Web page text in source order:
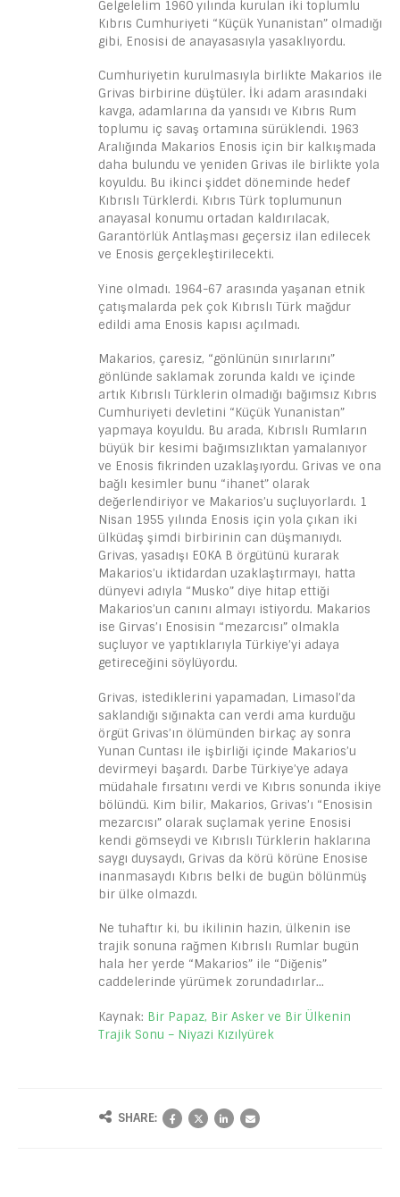
Gelgelelim 1960 yılında kurulan iki toplumlu
Kıbrıs Cumhuriyeti “Küçük Yunanistan” olmadığı
gibi, Enosisi de anayasasıyla yasaklıyordu.
Cumhuriyetin kurulmasıyla birlikte Makarios ile
Grivas birbirine düştüler. İki adam arasındaki
kavga, adamlarına da yansıdı ve Kıbrıs Rum
toplumu iç savaş ortamına sürüklendi. 1963
Aralığında Makarios Enosis için bir kalkışmada
daha bulundu ve yeniden Grivas ile birlikte yola
koyuldu. Bu ikinci şiddet döneminde hedef
Kıbrıslı Türklerdi. Kıbrıs Türk toplumunun
anayasal konumu ortadan kaldırılacak,
Garantörlük Antlaşması geçersiz ilan edilecek
ve Enosis gerçekleştirilecekti.
Yine olmadı. 1964-67 arasında yaşanan etnik
çatışmalarda pek çok Kıbrıslı Türk mağdur
edildi ama Enosis kapısı açılmadı.
Makarios, çaresiz, “gönlünün sınırlarını”
gönlünde saklamak zorunda kaldı ve içinde
artık Kıbrıslı Türklerin olmadığı bağımsız Kıbrıs
Cumhuriyeti devletini “Küçük Yunanistan”
yapmaya koyuldu. Bu arada, Kıbrıslı Rumların
büyük bir kesimi bağımsızlıktan yamalanıyor
ve Enosis fikrinden uzaklaşıyordu. Grivas ve ona
bağlı kesimler bunu “ihanet” olarak
değerlendiriyor ve Makarios’u suçluyorlardı. 1
Nisan 1955 yılında Enosis için yola çıkan iki
ülküdaş şimdi birbirinin can düşmanıydı.
Grivas, yasadışı EOKA B örgütünü kurarak
Makarios’u iktidardan uzaklaştırmayı, hatta
dünyevi adıyla “Musko” diye hitap ettiği
Makarios’un canını almayı istiyordu. Makarios
ise Girvas’ı Enosisin “mezarcısı” olmakla
suçluyor ve yaptıklarıyla Türkiye’yi adaya
getireceğini söylüyordu.
Grivas, istediklerini yapamadan, Limasol’da
saklandığı sığınakta can verdi ama kurduğu
örgüt Grivas’ın ölümünden birkaç ay sonra
Yunan Cuntası ile işbirliği içinde Makarios’u
devirmeyi başardı. Darbe Türkiye’ye adaya
müdahale fırsatını verdi ve Kıbrıs sonunda ikiye
bölündü. Kim bilir, Makarios, Grivas’ı “Enosisin
mezarcısı” olarak suçlamak yerine Enosisi
kendi gömseydi ve Kıbrıslı Türklerin haklarına
saygı duysaydı, Grivas da körü körüne Enosise
inanmasaydı Kıbrıs belki de bugün bölünmüş
bir ülke olmazdı.
Ne tuhaftır ki, bu ikilinin hazin, ülkenin ise
trajik sonuna rağmen Kıbrıslı Rumlar bugün
hala her yerde “Makarios” ile “Diğenis”
caddelerinde yürümek zorundadırlar…
Kaynak: Bir Papaz, Bir Asker ve Bir Ülkenin
Trajik Sonu – Niyazi Kızılyürek
SHARE: